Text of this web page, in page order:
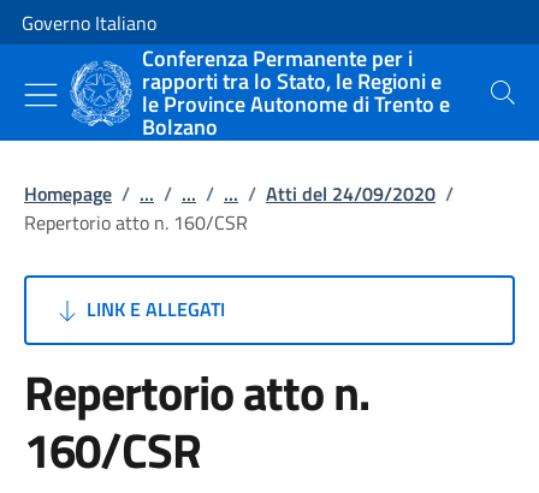
Vai al contenuto
Vai alla navigazione del sito
Governo Italiano
Conferenza Permanente per i
rapporti tra lo Stato, le Regioni e
le Province Autonome di Trento e
Bolzano
Cerca
Homepage / ... / ... / ... / Atti del 24/09/2020 /
Repertorio atto n. 160/CSR
LINK E ALLEGATI
Repertorio atto n.
160/CSR